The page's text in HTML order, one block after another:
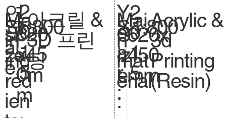
연
도
:
2
0
1
5
Ma
in
ing
red
ien
Sc
al
e.
아크릴 &
3D 프린
팅
1:800
si
ze
.
620
x45
0m
m
Y
e
a
r
:
Mai
n
mat
erial
:
S
.
S
iz
e.
2
0
1
5
1:800
620x
450
mm
Acrylic &
3d
Printing
(Resin)